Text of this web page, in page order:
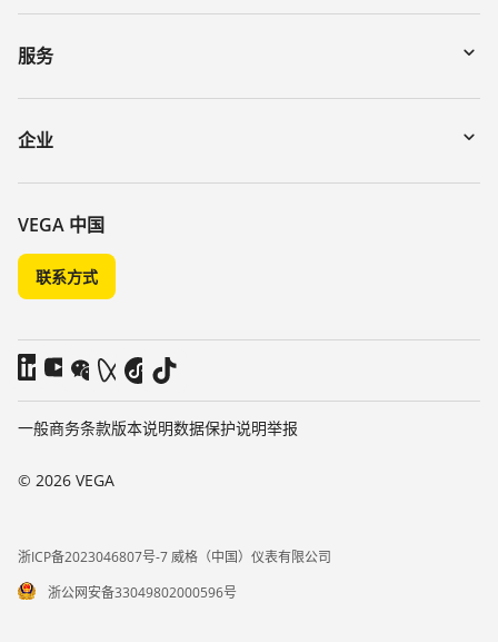
下载
通过序列号搜索仪表
DTM Collection/PACTware
服务
寄回仪表
讲座
化学稳定性列表
介电常数列表
TeamViewer
企业
关于 VEGA
联系我们
新闻
媒体
博客
VEGA 中国
联系方式
© 2026 VEGA
一般商务条款版本说明数据保护说明举报
浙ICP备2023046807号-7 威格（中国）仪表有限公司
浙公网安备33049802000596号